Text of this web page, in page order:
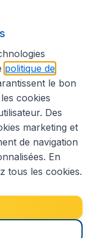
générales
politique de
le bon
cookies
Des
marketing et
de navigation
En
tous les cookies.